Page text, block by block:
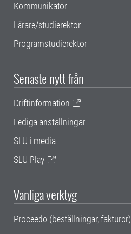
Kommunikatör
Lärare/studierektor
Programstudierektor
Senaste nytt från
Driftinformation
Lediga anställningar
SLU i media
SLU Play
Vanliga verktyg
Proceedo (beställningar, fakturor)